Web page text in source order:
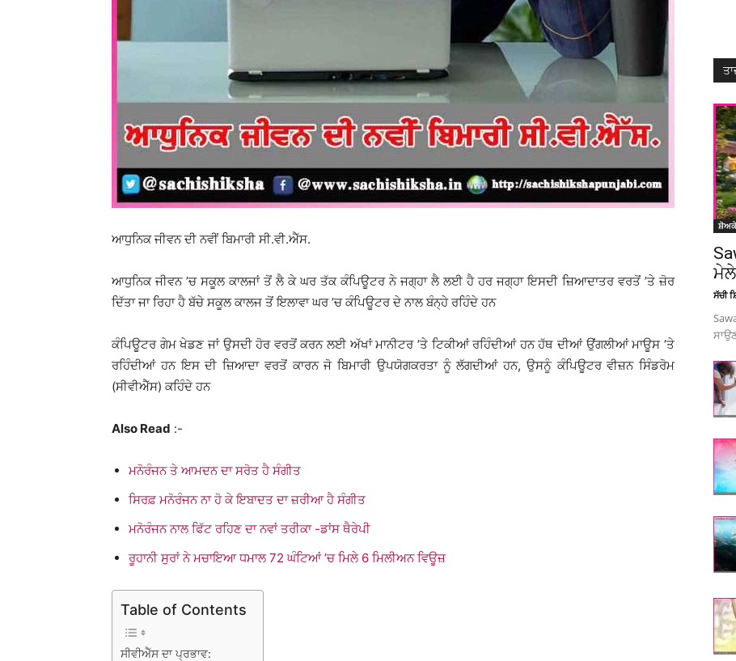
ਆਧੁਨਿਕ ਜੀਵਨ ਦੀ ਨਵੀਂ ਬਿਮਾਰੀ ਸੀ.ਵੀ.ਐੱਸ.
ਆਧੁਨਿਕ ਜੀਵਨ ’ਚ ਸਕੂਲ ਕਾਲਜਾਂ ਤੋਂ ਲੈ ਕੇ ਘਰ ਤੱਕ ਕੰਪਿਊਟਰ ਨੇ ਜਗ੍ਹਾ ਲੈ ਲਈ ਹੈ ਹਰ ਜਗ੍ਹਾ ਇਸਦੀ ਜ਼ਿਆਦਾਤਰ ਵਰਤੋਂ ’ਤੇ ਜ਼ੋਰ
ਦਿੱਤਾ ਜਾ ਰਿਹਾ ਹੈ ਬੱਚੇ ਸਕੂਲ ਕਾਲਜ ਤੋਂ ਇਲਾਵਾ ਘਰ ’ਚ ਕੰਪਿਊਟਰ ਦੇ ਨਾਲ ਬੰਨ੍ਹੇ ਰਹਿੰਦੇ ਹਨ
ਕੰਪਿਊਟਰ ਗੇਮ ਖੇਡਣ ਜਾਂ ਉਸਦੀ ਹੋਰ ਵਰਤੋਂ ਕਰਨ ਲਈ ਅੱਖਾਂ ਮਾਨੀਟਰ ’ਤੇ ਟਿਕੀਆਂ ਰਹਿੰਦੀਆਂ ਹਨ ਹੱਥ ਦੀਆਂ ਉਂਗਲੀਆਂ ਮਾਊਸ ’ਤੇ
ਰਹਿੰਦੀਆਂ ਹਨ ਇਸ ਦੀ ਜ਼ਿਆਦਾ ਵਰਤੋਂ ਕਾਰਨ ਜੋ ਬਿਮਾਰੀ ਉਪਯੋਗਕਰਤਾ ਨੂੰ ਲੱਗਦੀਆਂ ਹਨ, ਉਸਨੂੰ ਕੰਪਿਊਟਰ ਵੀਜ਼ਨ ਸਿੰਡਰੋਮ
(ਸੀਵੀਐੱਸ) ਕਹਿੰਦੇ ਹਨ
Also Read :-
ਮਨੋਰੰਜਨ ਤੇ ਆਮਦਨ ਦਾ ਸਰੋਤ ਹੈ ਸੰਗੀਤ
ਸਿਰਫ਼ ਮਨੋਰੰਜਨ ਨਾ ਹੋ ਕੇ ਇਬਾਦਤ ਦਾ ਜ਼ਰੀਆ ਹੈ ਸੰਗੀਤ
ਮਨੋਰੰਜਨ ਨਾਲ ਫਿੱਟ ਰਹਿਣ ਦਾ ਨਵਾਂ ਤਰੀਕਾ -ਡਾਂਸ ਥੈਰੇਪੀ
ਰੂਹਾਨੀ ਸੁਰਾਂ ਨੇ ਮਚਾਇਆ ਧਮਾਲ 72 ਘੰਟਿਆਂ ’ਚ ਮਿਲੇ 6 ਮਿਲੀਅਨ ਵਿਊਜ਼
Table of Contents
ਸੀਵੀਐੱਸ ਦਾ ਪ੍ਰਭਾਵ:
ਸੱਚੀ